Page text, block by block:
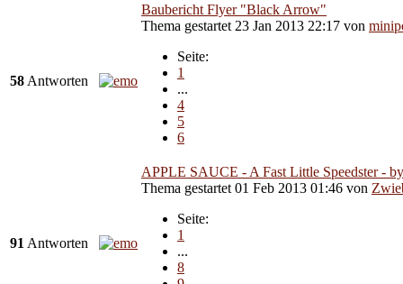
58 Antworten
Baubericht Flyer "Black Arrow"
Thema gestartet 23 Jan 2013 22:17 von
Seite:
1
...
4
5
6
91 Antworten
APPLE SAUCE - A Fast Little Speedster -
Thema gestartet 01 Feb 2013 01:46 von
Seite:
1
...
8